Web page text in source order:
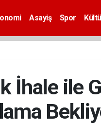
Asayiş Spor
İhale ile